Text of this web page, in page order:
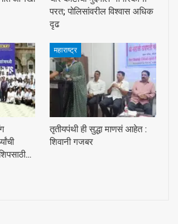
परत; पोलिसांवरील विश्वास अधिक
दृढ
महाराष्ट्र
तृतीयपंथी ही सुद्धा माणसं आहेत :
शिवानी गजबर